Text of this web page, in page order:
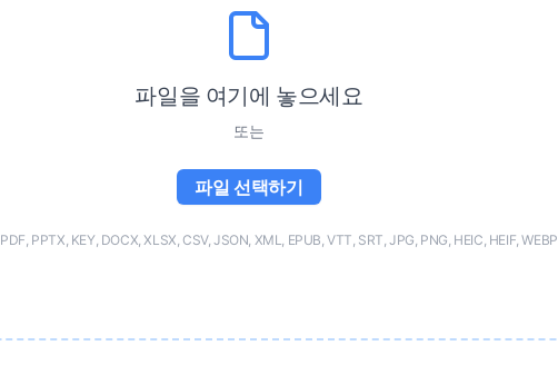
파일을 여기에 놓으세요
또는
파일 선택하기
PPTX, KEY, DOCX, XLSX, CSV, JSON, XML, EPUB, VTT, SRT, JPG, PNG, HEIC, HEIF, WEBP